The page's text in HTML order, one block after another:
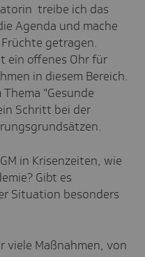
treibe ich das
Agenda und mache
getragen.
ein offenes Ohr für
in diesem Bereich.
"Gesunde
Schritt bei der
in Krisenzeiten, wie
Gibt es
Situation besonders
viele Maßnahmen, von